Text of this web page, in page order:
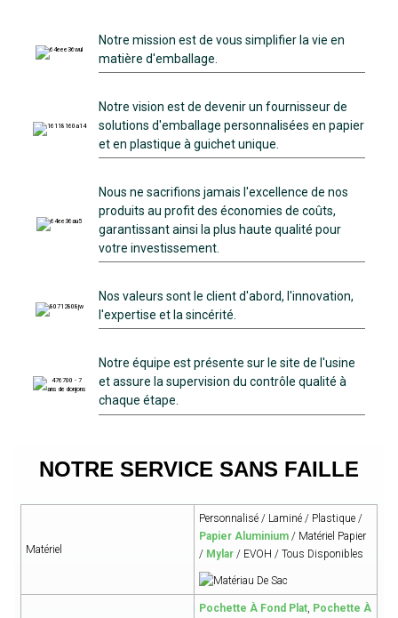
Notre mission est de vous simplifier la vie en
matière d'emballage.
Notre vision est de devenir un fournisseur de
solutions d'emballage personnalisées en papier
et en plastique à guichet unique.
Nous ne sacrifions jamais l'excellence de nos
produits au profit des économies de coûts,
garantissant ainsi la plus haute qualité pour
votre investissement.
Nos valeurs sont le client d'abord, l'innovation,
l'expertise et la sincérité.
Notre équipe est présente sur le site de l'usine
et assure la supervision du contrôle qualité à
chaque étape.
NOTRE SERVICE SANS FAILLE
Matériel
Personnalisé / Laminé / Plastique /
Papier Aluminium/ Matériel Papier
/ Mylar/ EVOH / Tous Disponibles
Pochette À Fond Plat, Pochette À